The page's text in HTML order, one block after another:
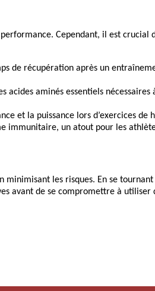
Cependant, il est
de récupération après un
acides aminés essentiels
et la puissance lors d’exercices de
immunitaire, un atout pour les
les risques. En se
de se compromettre à utiliser